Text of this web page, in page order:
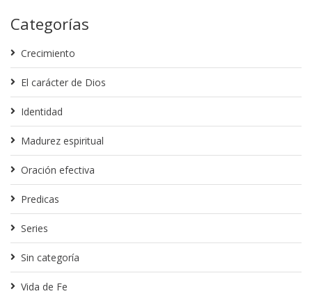
Categorías
Crecimiento
El carácter de Dios
Identidad
Madurez espiritual
Oración efectiva
Predicas
Series
Sin categoría
Vida de Fe